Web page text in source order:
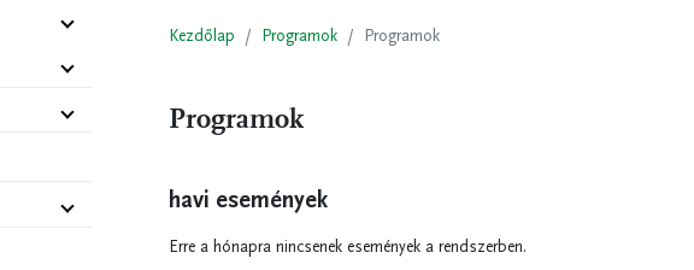
Kezdőlap Programok Programok
Programok
havi események
Erre a hónapra nincsenek események a rendszerben.